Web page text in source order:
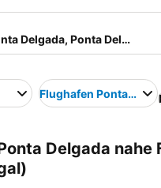
Flughafen Ponta
Delgada nahe